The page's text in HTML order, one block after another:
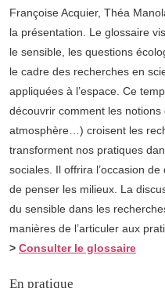
Françoise Acquier, Théa
la présentation. Le glossaire
le sensible, les questions
le cadre des recherches en
appliquées à l’espace. Ce
découvrir comment les
atmosphère…) croisent les
transforment nos pratiques
sociales. Il offrira l’occasion
de penser les milieux. La
du sensible dans les
manières de l’articuler aux
> Consulter le glossaire
En pratique